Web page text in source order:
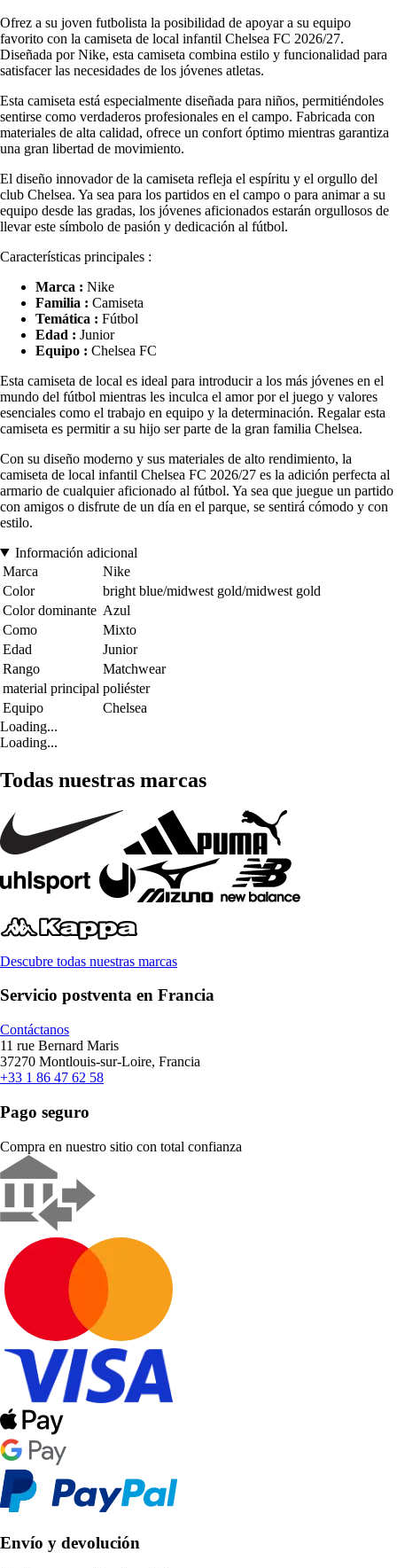
Ofrez a su joven futbolista la posibilidad de apoyar a su equipo
favorito con la camiseta de local infantil Chelsea FC 2026/27.
Diseñada por Nike, esta camiseta combina estilo y funcionalidad para
satisfacer las necesidades de los jóvenes atletas.
Esta camiseta está especialmente diseñada para niños, permitiéndoles
sentirse como verdaderos profesionales en el campo. Fabricada con
materiales de alta calidad, ofrece un confort óptimo mientras garantiza
una gran libertad de movimiento.
El diseño innovador de la camiseta refleja el espíritu y el orgullo del
club Chelsea. Ya sea para los partidos en el campo o para animar a su
equipo desde las gradas, los jóvenes aficionados estarán orgullosos de
llevar este símbolo de pasión y dedicación al fútbol.
Características principales :
Marca : Nike
Familia : Camiseta
Temática : Fútbol
Edad : Junior
Equipo : Chelsea FC
Esta camiseta de local es ideal para introducir a los más jóvenes en el
mundo del fútbol mientras les inculca el amor por el juego y valores
esenciales como el trabajo en equipo y la determinación. Regalar esta
camiseta es permitir a su hijo ser parte de la gran familia Chelsea.
Con su diseño moderno y sus materiales de alto rendimiento, la
camiseta de local infantil Chelsea FC 2026/27 es la adición perfecta al
armario de cualquier aficionado al fútbol. Ya sea que juegue un partido
con amigos o disfrute de un día en el parque, se sentirá cómodo y con
estilo.
Información adicional
Marca
Nike
Color
bright blue/midwest gold/midwest gold
Color dominante Azul
Como
Mixto
Edad
Junior
Rango
Matchwear
material principal poliéster
Equipo
Chelsea
Loading...
Loading...
Todas nuestras marcas
Descubre todas nuestras marcas
Servicio postventa en Francia
Contáctanos
11 rue Bernard Maris
37270 Montlouis-sur-Loire, Francia
+33 1 86 47 62 58
Pago seguro
Compra en nuestro sitio con total confianza
Envío y devolución